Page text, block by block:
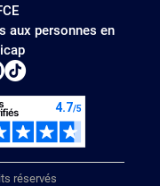
aux personnes en
réservés